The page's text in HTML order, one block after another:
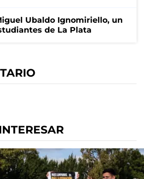
Ubaldo Ignomiriello, un
de La Plata